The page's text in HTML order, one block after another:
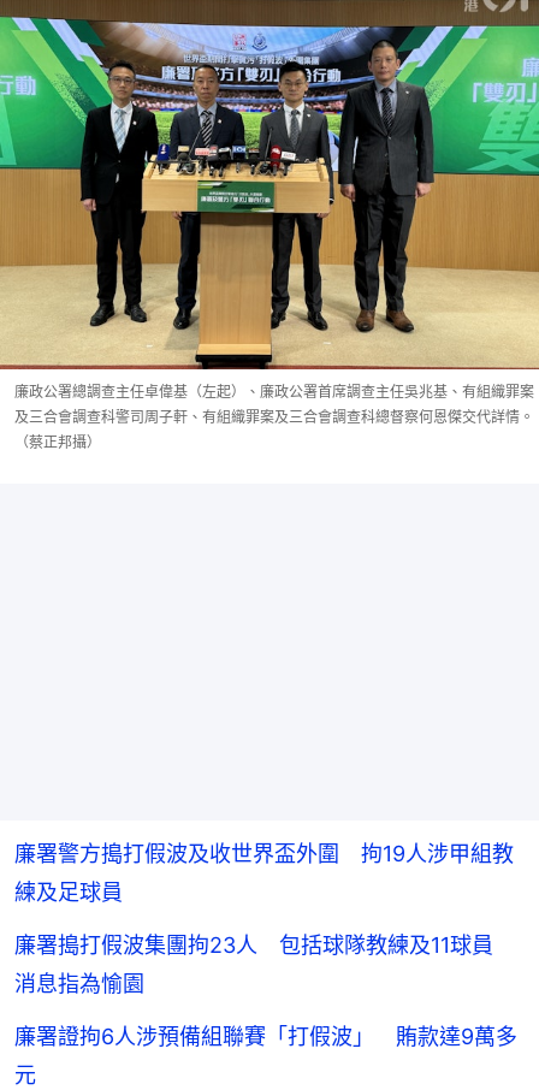
廉政公署總調查主任卓偉基（左起）、廉政公署首席調查主任吳兆基、有組織罪案
及三合會調查科警司周子軒、有組織罪案及三合會調查科總督察何恩傑交代詳情。
（蔡正邦攝）
廉署警方搗打假波及收世界盃外圍 拘19人涉甲組教
練及足球員
廉署搗打假波集團拘23人 包括球隊教練及11球員
消息指為愉園
廉署證拘6人涉預備組聯賽「打假波」 賄款達9萬多
元